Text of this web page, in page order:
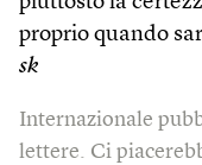
proprio quando
sk
Internazionale
lettere. Ci